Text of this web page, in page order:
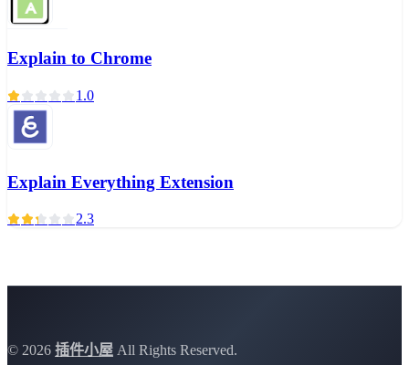
Explain to Chrome
1.0
Explain Everything Extension
2.3
© 2026 插件小屋 All Rights Reserved.